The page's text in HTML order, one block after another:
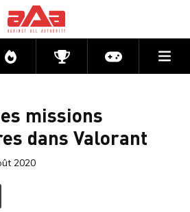
Directs CompétitionsActu jeux
missions
dans Valorant
2020
AUX